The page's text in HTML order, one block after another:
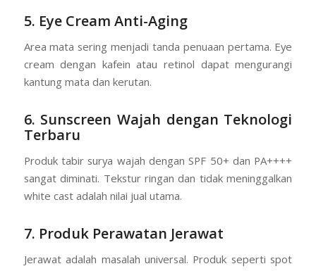
5. Eye Cream Anti-Aging
Area mata sering menjadi tanda penuaan pertama. Eye
cream dengan kafein atau retinol dapat mengurangi
kantung mata dan kerutan.
6. Sunscreen Wajah dengan Teknologi
Terbaru
Produk tabir surya wajah dengan SPF 50+ dan PA++++
sangat diminati. Tekstur ringan dan tidak meninggalkan
white cast adalah nilai jual utama.
7. Produk Perawatan Jerawat
Jerawat adalah masalah universal. Produk seperti spot